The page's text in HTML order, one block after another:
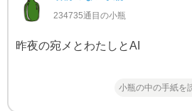
234735通目の小瓶
昨夜の宛メとわたしとAI
小瓶の中の手紙を